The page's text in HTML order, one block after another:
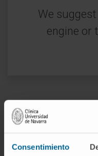
Consentimiento
We
engine or